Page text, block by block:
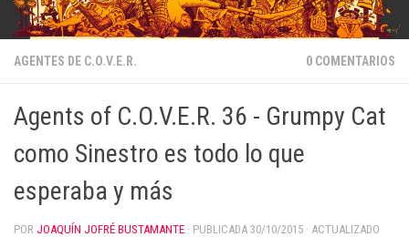
AGENTES DE C.O.V.E.R. 0 COMENTARIOS
Agents of C.O.V.E.R. 36 - Grumpy Cat
como Sinestro es todo lo que
esperaba y más
POR JOAQUÍN JOFRÉ BUSTAMANTE · PUBLICADA 30/10/2015 · ACTUALIZADO